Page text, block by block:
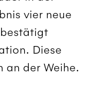
vier neue
Diese
der Weihe.